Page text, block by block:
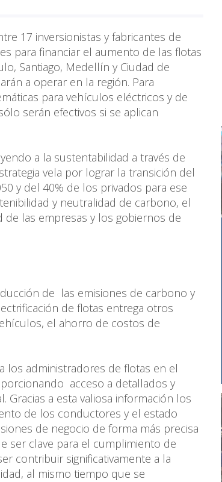
17 inversionistas y fabricantes de
para financiar el aumento de las flotas
Santiago, Medellín y Ciudad de
a operar en la región. Para
para vehículos eléctricos y de
serán efectivos si se aplican
a la sustentabilidad a través de
vela por lograr la transición del
y del 40% de los privados para ese
y neutralidad de carbono, el
las empresas y los gobiernos de
de las emisiones de carbono y
de flotas entrega otros
el ahorro de costos de
los administradores de flotas en el
acceso a detallados y
a esta valiosa información los
de los conductores y el estado
de negocio de forma más precisa
ser clave para el cumplimiento de
contribuir significativamente a la
al mismo tiempo que se